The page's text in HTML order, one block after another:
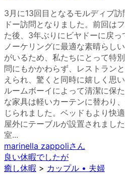
3月に13回目となるモルディブ
ドー訪問となりました。前回は
た後、3年ぶりにビヤドーに戻
ノーケリングに最適な素晴らし
がいるため、私たちにとって特
問にもかかわらず、レストラン
えられ、驚くと同時に嬉しく思
ルームボーイによって清潔に保
な家具は軽いカーテンに替わり
じられました。ベッドもより快
屋外にテーブルが設置されまし
室...
marinella zappoliさん
良い休暇でしたが
癒し休暇 > カップル • 夫婦